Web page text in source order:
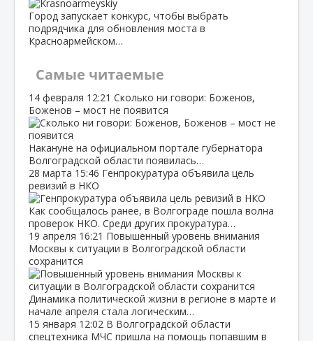
Город запускает конкурс, чтобы выбрать
подрядчика для обновления моста в
Красноармейском…
Самые читаемые
14 февраля 12:21 Сколько ни говори: Боженов,
Боженов – мост не появится
Накануне на официальном портале губернатора
Волгоградской области появилась…
28 марта 15:46 Генпрокуратура объявила цель
ревизий в НКО
Как сообщалось ранее, в Волгограде пошла волна
проверок НКО. Среди других прокуратура…
19 апреля 16:21 Повышенный уровень внимания
Москвы к ситуации в Волгоградской области
сохранится
Динамика политической жизни в регионе в марте и
начале апреля стала логическим…
15 января 12:02 В Волгоградской области
спецтехника МЧС пришла на помощь попавшим в